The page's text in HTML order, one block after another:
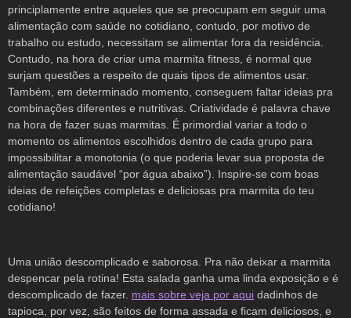
principlamente entre aqueles que se preocupam em seguir uma
alimentação com saúde no cotidiano, contudo, por motivo de
trabalho ou estudo, necessitam se alimentar fora da residência.
Contudo, na hora de criar uma marmita fitness, é normal que
surjam questões a respeito de quais tipos de alimentos usar.
Também, em determinado momento, conseguem faltar ideias pra
combinações diferentes e nutritivas. Criatividade é palavra chave
na hora de fazer suas marmitas. É primordial variar a todo o
momento os alimentos escolhidos dentro de cada grupo para
impossibilitar a monotonia (o que poderia levar sua proposta de
alimentação saudável “por água abaixo”). Inspire-se com boas
ideias de refeições completas e deliciosas pra marmita do teu
cotidiano!
Uma união descomplicado e saborosa. Pra não deixar a marmita
despencar pela rotina! Esta salada ganha uma linda exposição e é
descomplicado de fazer. mais sobre veja por aqui dadinhos de
tapioca, por vez, são feitos de forma assada e ficam deliciosos, e